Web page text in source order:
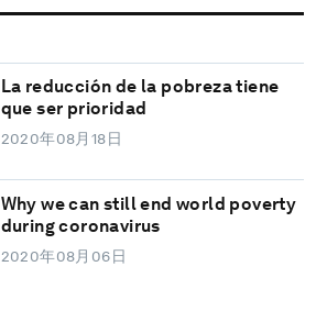
La reducción de la pobreza tiene
que ser prioridad
2020年08月18日
Why we can still end world poverty
during coronavirus
2020年08月06日